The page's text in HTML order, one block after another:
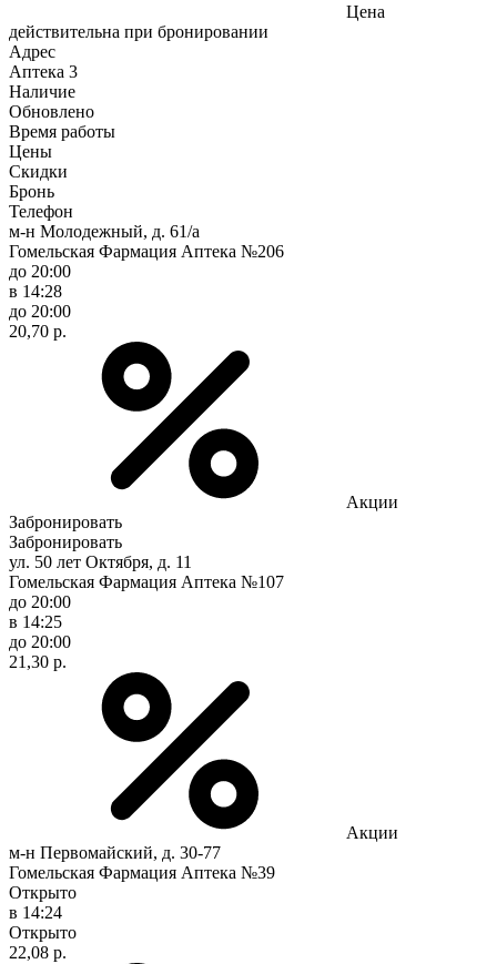
Цена
действительна при бронировании
Адрес
Аптека 3
Наличие
Обновлено
Время работы
Цены
Скидки
Бронь
Телефон
м-н Молодежный, д. 61/а
Гомельская Фармация Аптека №206
до 20:00
в 14:28
до 20:00
20,70 р.
Акции
Забронировать
Забронировать
ул. 50 лет Октября, д. 11
Гомельская Фармация Аптека №107
до 20:00
в 14:25
до 20:00
21,30 р.
Акции
м-н Первомайский, д. 30-77
Гомельская Фармация Аптека №39
Открыто
в 14:24
Открыто
22,08 р.